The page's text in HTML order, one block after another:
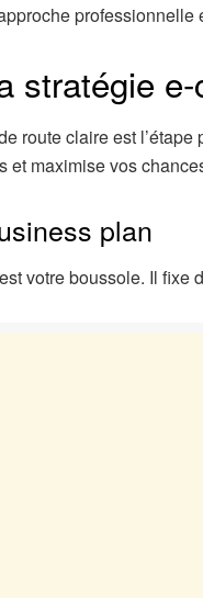
professionnelle
stratégie
route claire est
et maximise vos
plan
votre boussole. Il fixe